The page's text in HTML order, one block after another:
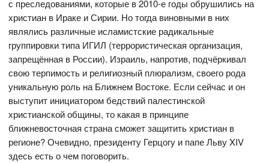
с преследованиями, которые в 2010-е годы обрушились на
христиан в Ираке и Сирии. Но тогда виновными в них
являлись различные исламистские радикальные
группировки типа ИГИЛ (террористическая организация,
запрещённая в России). Израиль, напротив, подчёркивал
свою терпимость и религиозный плюрализм, своего рода
уникальную роль на Ближнем Востоке. Если сейчас и он
выступит инициатором бедствий палестинской
христианской общины, то какая в принципе
ближневосточная страна сможет защитить христиан в
регионе? Очевидно, президенту Герцогу и папе Льву XIV
здесь есть о чем поговорить.